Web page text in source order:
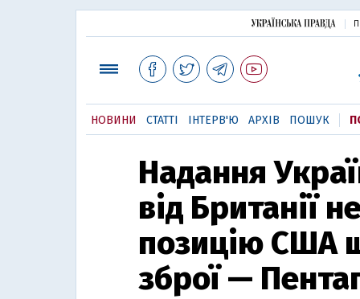
НОВИНИ СТАТТІ ІНТЕРВ'Ю АРХІВ ПОШУК
Надання
від Британії
позицію США
зброї —